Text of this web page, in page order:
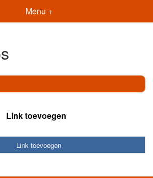
Menu +
Link toevoegen
Link toevoegen